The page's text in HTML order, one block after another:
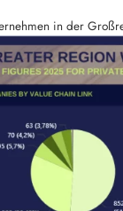
in der